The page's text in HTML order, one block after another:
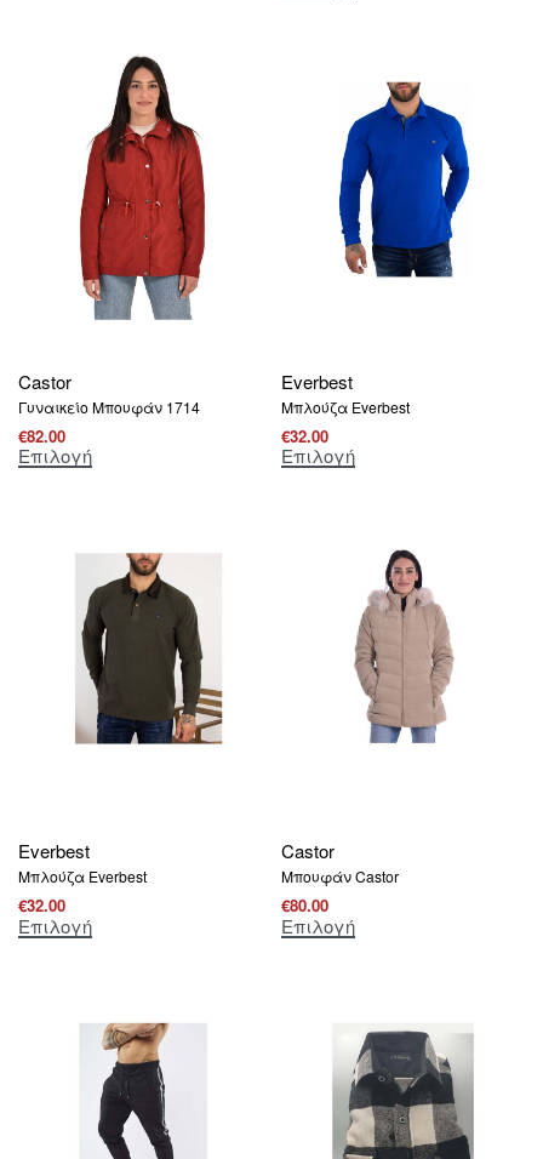
Castor
Γυναικείο Μπουφάν 1714
€82.00
Επιλογή
Everbest
Μπλούζα Everbest
€32.00
Επιλογή
Everbest
Μπλούζα Everbest
€32.00
Επιλογή
Castor
Μπουφάν Castor
€80.00
Επιλογή